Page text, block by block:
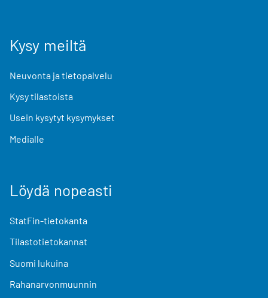
Kysy meiltä
Neuvonta ja tietopalvelu
Kysy tilastoista
Usein kysytyt kysymykset
Medialle
Löydä nopeasti
StatFin-tietokanta
Tilastotietokannat
Suomi lukuina
Rahanarvonmuunnin